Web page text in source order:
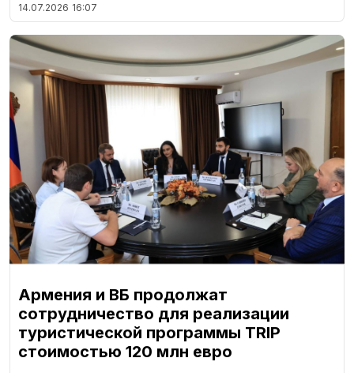
14.07.2026 16:07
Армения и ВБ продолжат
сотрудничество для реализации
туристической программы TRIP
стоимостью 120 млн евро